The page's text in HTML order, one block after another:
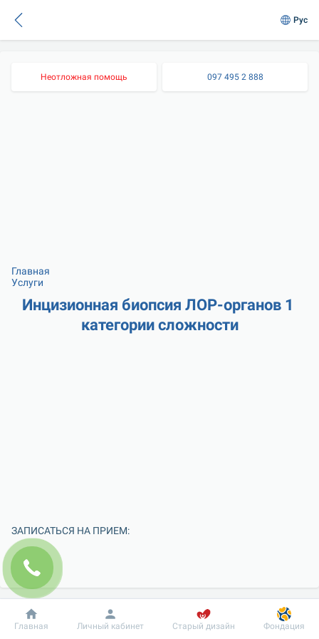
Рус
Неотложная помощь 097 495 2 888
Главная
Услуги
Инцизионная биопсия ЛОР-органов 1
категории сложности
ЗАПИСАТЬСЯ НА ПРИЕМ:
Добробут Информация Пациенту
Главная Личный кабинет Старый дизайн Фондация